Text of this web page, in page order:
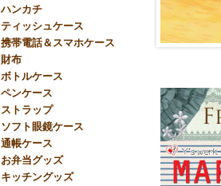
ハンカチ
ティッシュケース
携帯電話＆スマホケース
財布
ボトルケース
ペンケース
ストラップ
ソフト眼鏡ケース
通帳ケース
お弁当グッズ
キッチングッズ